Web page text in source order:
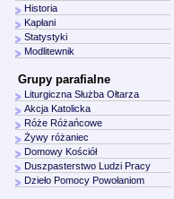
Historia
Kapłani
Statystyki
Modlitewnik
Grupy parafialne
Liturgiczna Służba Ołtarza
Akcja Katolicka
Róże Różańcowe
Żywy różaniec
Domowy Kościół
Duszpasterstwo Ludzi Pracy
Dzieło Pomocy Powołaniom